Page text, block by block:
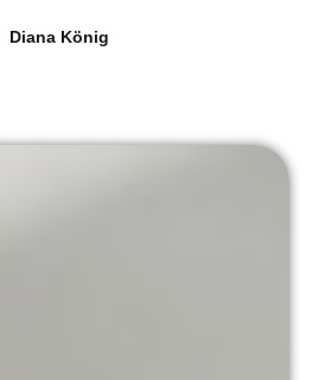
n
Diana König